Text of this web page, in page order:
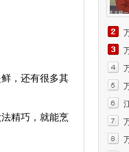
，还有很多其
精巧，就能烹